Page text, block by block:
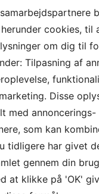
miljøet
galleri
hus?
cookies, til
om dig til
Tilpasning af
Disse
med annoncerings-
som kan
tidligere har givet
gennem din
at klikke på 'OK'